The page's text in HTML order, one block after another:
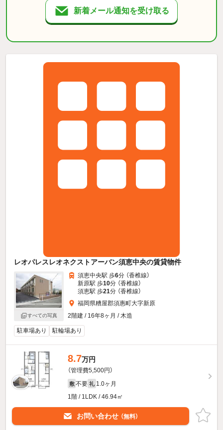
新着メール通知を受け取る
レオパレスレオネクストアーバン須恵中央の賃貸物件
すべての写真
須恵中央駅 歩6分 （香椎線）
新原駅 歩10分 （香椎線）
須恵駅 歩21分 （香椎線）
福岡県糟屋郡須惠町大字新原
2階建 / 16年8ヶ月 / 木造
駐車場あり 駐輪場あり
8.7万円
（管理費5,500円）
敷 不要 礼 1.0ヶ月
1階 / 1LDK / 46.94㎡
お問い合わせ （無料）